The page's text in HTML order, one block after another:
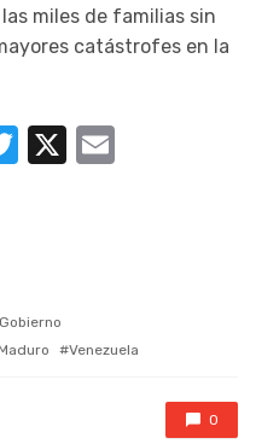
miles de familias sin
catástrofes en la
Twitter
X
Gobierno
Venezuela
0